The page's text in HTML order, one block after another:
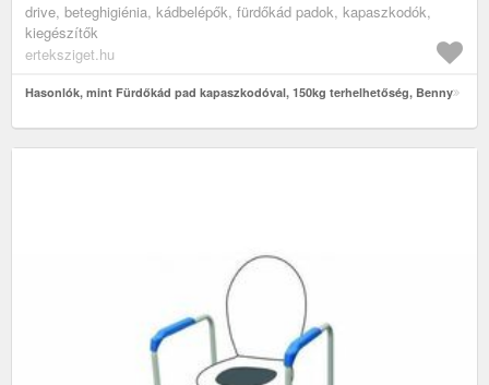
drive, beteghigiénia, kádbelépők, fürdőkád padok, kapaszkodók,
kiegészítők
erteksziget.hu
Hasonlók, mint Fürdőkád pad kapaszkodóval, 150kg terhelhetőség, Benny